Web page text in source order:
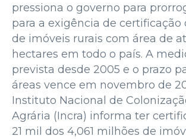
pressiona o governo para
para a exigência de certificação
de imóveis rurais com área de
hectares em todo o país. A
prevista desde 2005 e o prazo
áreas vence em novembro de
Instituto Nacional de
Agrária (Incra) informa ter
21 mil dos 4,061 milhões de